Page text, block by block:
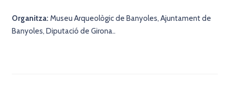
Organitza: Museu Arqueològic de Banyoles, Ajuntament de
Banyoles, Diputació de Girona..